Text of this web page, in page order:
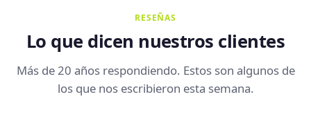
RESEÑAS
Lo que dicen nuestros clientes
Más de 20 años respondiendo. Estos son algunos de
los que nos escribieron esta semana.